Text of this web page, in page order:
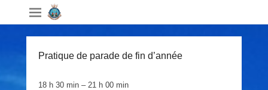
Pratique de parade de fin d’année
Pratique
18 h 30 min – 21 h 00 min